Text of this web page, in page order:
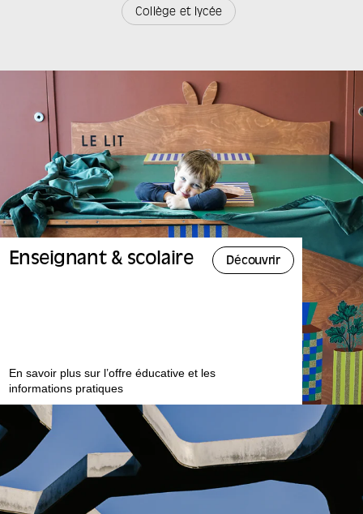
Collège et lycée
Enseignant & scolaire Découvrir
En savoir plus sur l’offre éducative et les
informations pratiques